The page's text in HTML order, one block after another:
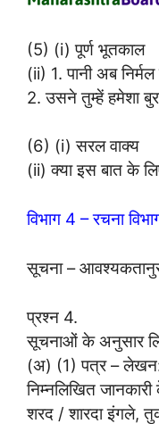
(5) (i) पूर्ण भूतकाल
(ii) 1. पानी अब निर्मल
2. उसने तुम्हें हमेशा
(6) (i) सरल वाक्य
(ii) क्या इस बात के
विभाग 4 – रचना
सूचना –
प्रश्न 4.
सूचनाओं के अनुसार
(अ) (1) पत्र –
निम्नलिखित
शरद / शारदा इंगले,